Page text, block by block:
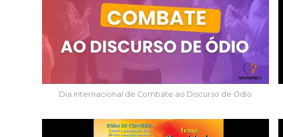
Dia Internacional de Combate ao Discurso de Ódio